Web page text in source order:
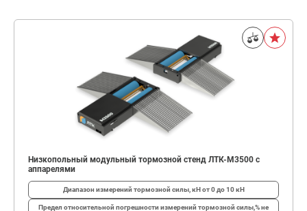
Низкопольный модульный тормозной стенд ЛТК-М3500 с
аппарелями
Диапазон измерений тормозной силы, кНот 0 до 10 кН
Предел относительной погрешности измерений тормозной силы,%не